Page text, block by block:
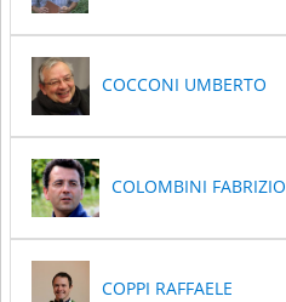
COCCONI UMBERTO
COLOMBINI FABRIZIO
COPPI RAFFAELE